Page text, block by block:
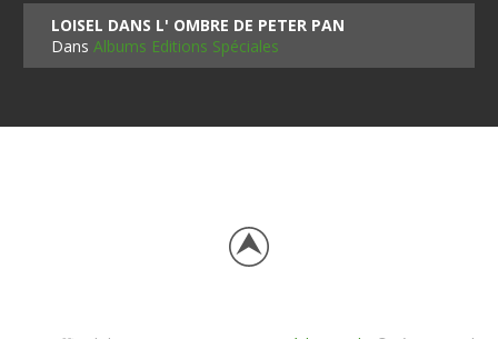
LOISEL DANS L' OMBRE DE PETER PAN
DansAlbums Editions Spéciales